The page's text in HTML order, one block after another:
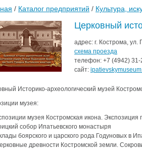
благосостояние
слез» приехала в Кострому.
безопасности оштрафовано 20 человек
майские праздники 2014
/ Каталог предприятий / Культура,
Церковный
адрес: г. Кострома,
схема проезда
телефон: +7 (4942) 31-
сайт:
Историко-археологический музей
музея:
музея Костромская икона. Экспозиция
собор Ипатьевского монастыря
боярского и царского рода Годуновых в
древности Костромской земли.